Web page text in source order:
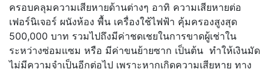
ครอบคลุมความเสียหายด้านต่างๆ อาทิ ความเสียหายต่อ
เฟอร์นิเจอร์ ผนังห้อง พื้น เครื่องใช้ไฟฟ้า คุ้มครองสูงสุด
500,000 บาท รวมไปถึงมีค่าชดเชยในการขาดผู้เช่าใน
ระหว่างซ่อมแซม หรือ มีค่าขนย้ายซาก เป็นต้น ทำให้เงินมัด
ไม่มีความจำเป็นอีกต่อไป เพราะหากเกิดความเสียหาย ทาง